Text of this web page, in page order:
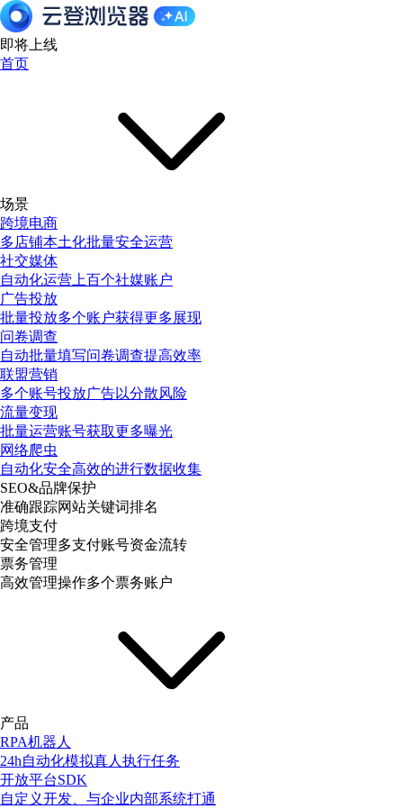
即将上线
首页
场景
跨境电商
多店铺本土化批量安全运营
社交媒体
自动化运营上百个社媒账户
广告投放
批量投放多个账户获得更多展现
问卷调查
自动批量填写问卷调查提高效率
联盟营销
多个账号投放广告以分散风险
流量变现
批量运营账号获取更多曝光
网络爬虫
自动化安全高效的进行数据收集
SEO&品牌保护
准确跟踪网站关键词排名
跨境支付
安全管理多支付账号资金流转
票务管理
高效管理操作多个票务账户
产品
RPA机器人
24h自动化模拟真人执行任务
开放平台SDK
自定义开发、与企业内部系统打通